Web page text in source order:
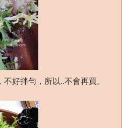
好拌勻，所以..不會再買。